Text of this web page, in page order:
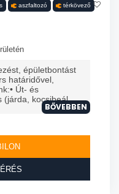
aszfaltozó térkövező
épületbontást
határidővel,
Út- és
(járda, kocsibeál...
BŐVEBBEN